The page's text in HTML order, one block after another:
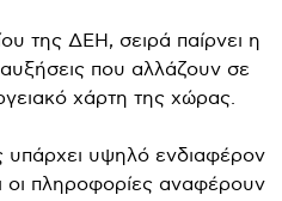
της ΔΕΗ, σειρά παίρνει η
που αλλάζουν σε
χάρτη της χώρας.
υψηλό ενδιαφέρον
οι πληροφορίες αναφέρουν